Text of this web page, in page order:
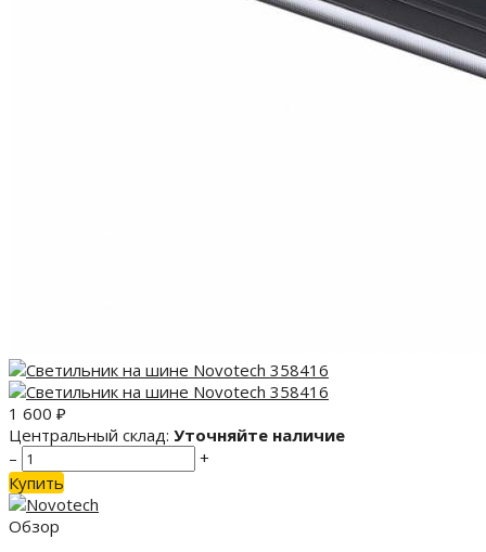
1 600 ₽
Центральный склад: Уточняйте наличие
–
+
Купить
Обзор